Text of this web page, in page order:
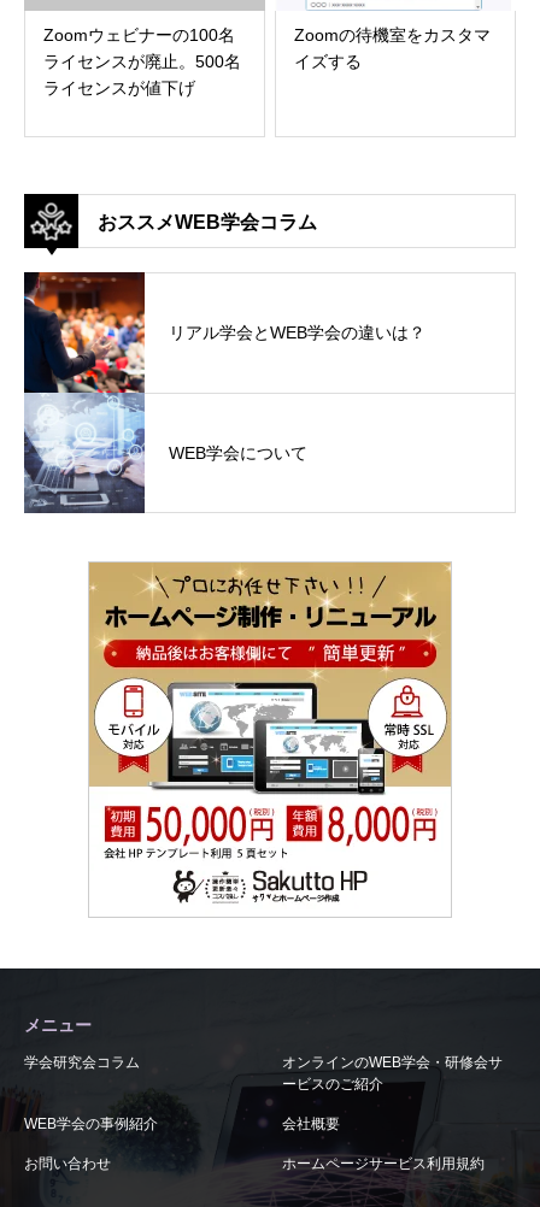
Zoomウェビナーの100名
ライセンスが廃止。500名
ライセンスが値下げ
Zoomの待機室をカスタマ
イズする
おススメWEB学会コラム
リアル学会とWEB学会の違いは？
WEB学会について
メニュー
学会研究会コラム
オンラインのWEB学会・研修会サ
ービスのご紹介
WEB学会の事例紹介 会社概要
お問い合わせ ホームページサービス利用規約